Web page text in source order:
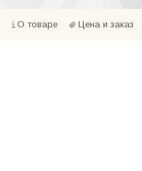
О товаре Цена и заказ